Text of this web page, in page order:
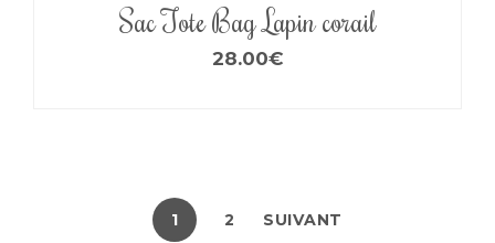
Sac Tote Bag Lapin corail
28.00€
1 2 SUIVANT